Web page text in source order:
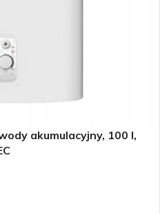
akumulacyjny, 100 l,